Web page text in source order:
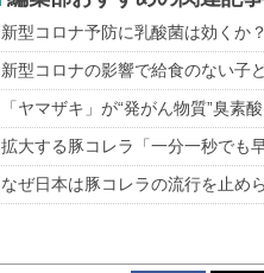
新型コロナ予防に乳酸菌は効くか
新型コロナの影響で給食のない子
「ヤマザキ」が“発がん物質”臭素
拡大する豚コレラ「一分一秒でも
なぜ日本は豚コレラの流行を止め